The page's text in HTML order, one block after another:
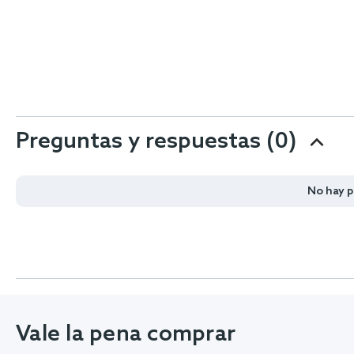
Preguntas y respuestas (0)
No hay
Vale la pena comprar